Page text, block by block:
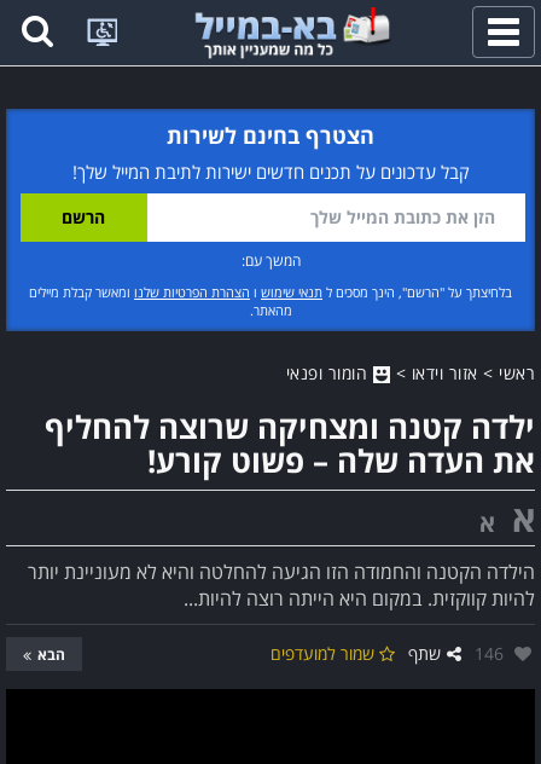
פתח
תפריט
הצטרף בחינם לשירות
קבל עדכונים על תכנים חדשים ישירות לתיבת המייל שלך!
המשך עם:
בלחיצתך על "הרשם", הינך מסכים ל תנאי שימוש ו הצהרת הפרטיות שלנו ומאשר קבלת מיילים
מהאתר.
ראשי > אזור וידאו > הומור ופנאי
ילדה קטנה ומצחיקה שרוצה להחליף
את העדה שלה – פשוט קורע!
א א
הילדה הקטנה והחמודה הזו הגיעה להחלטה והיא לא מעוניינת יותר
להיות קווקזית. במקום היא הייתה רוצה להיות...
אהבו:
146 שתף שמור למועדפים הבא